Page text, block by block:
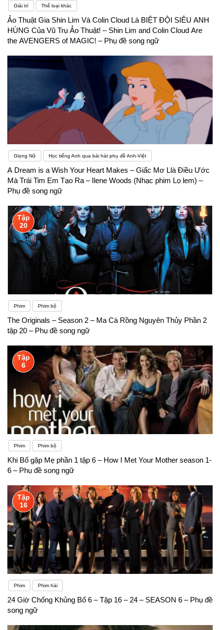
Giải trí Thể loại khác
Ảo Thuật Gia Shin Lim Và Colin Cloud Là BIỆT ĐỘI SIÊU ANH
HÙNG Của Vũ Trụ Ảo Thuật! – Shin Lim and Colin Cloud Are
the AVENGERS of MAGIC! – Phụ đề song ngữ
Giọng Nữ Học tiếng Anh qua bài hát phụ đề Anh-Việt
A Dream is a Wish Your Heart Makes – Giấc Mơ Llà Điều Ước
Mà Trái Tim Em Tạo Ra – Ilene Woods (Nhạc phim Lọ lem) –
Phụ đề song ngữ
Tập
20
Phim Phim bộ
The Originals – Season 2 – Ma Cà Rồng Nguyên Thủy Phần 2
tập 20 – Phụ đề song ngữ
Tập
6
Phim Phim bộ
Khi Bố gặp Mẹ phần 1 tập 6 – How I Met Your Mother season 1-
6 – Phụ đề song ngữ
Tập
16
Phim Phim hài
24 Giờ Chống Khủng Bố 6 – Tập 16 – 24 – SEASON 6 – Phụ đề
song ngữ